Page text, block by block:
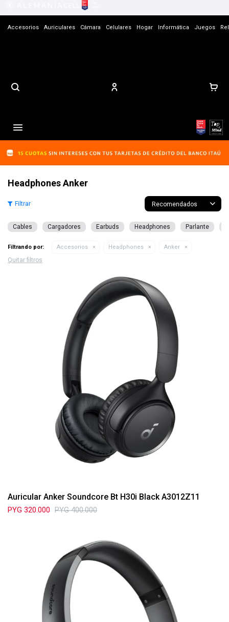
Accesorios Auriculares Cámara Celulares Hogar Informática Juegos

Headphones Anker
Recomendados
Cables Cargadores Earbuds Headphones Parlante
Filtrando por: Accesorios Headphones Anker
Quitar filtros
Auricular Anker Soundcore Bt H30i Black A3012Z11
PYG 320.000 PYG 400.000